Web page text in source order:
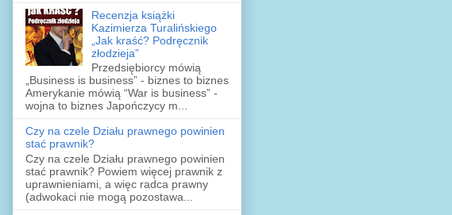
Recenzja książki
Kazimierza Turalińskiego
„Jak kraść? Podręcznik
złodzieja”
Przedsiębiorcy mówią
„Business is business” - biznes to biznes
Amerykanie mówią “War is business” -
wojna to biznes Japończycy m...
Czy na czele Działu prawnego powinien
stać prawnik?
Czy na czele Działu prawnego powinien
stać prawnik? Powiem więcej prawnik z
uprawnieniami, a więc radca prawny
(adwokaci nie mogą pozostawa...